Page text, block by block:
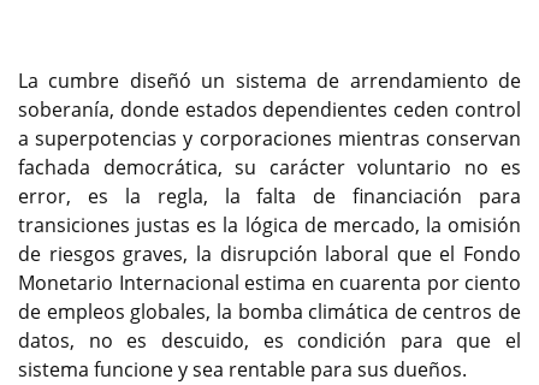
La cumbre diseñó un sistema de arrendamiento de
soberanía, donde estados dependientes ceden control
a superpotencias y corporaciones mientras conservan
fachada democrática, su carácter voluntario no es
error, es la regla, la falta de financiación para
transiciones justas es la lógica de mercado, la omisión
de riesgos graves, la disrupción laboral que el Fondo
Monetario Internacional estima en cuarenta por ciento
de empleos globales, la bomba climática de centros de
datos, no es descuido, es condición para que el
sistema funcione y sea rentable para sus dueños.